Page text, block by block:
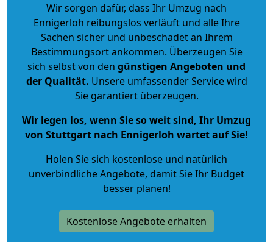
Wir sorgen dafür, dass Ihr Umzug nach
Ennigerloh reibungslos verläuft und alle Ihre
Sachen sicher und unbeschadet an Ihrem
Bestimmungsort ankommen. Überzeugen Sie
sich selbst von den günstigen Angeboten und
der Qualität. Unsere umfassender Service wird
Sie garantiert überzeugen.
Wir legen los, wenn Sie so weit sind, Ihr Umzug
von Stuttgart nach Ennigerloh wartet auf Sie!
Holen Sie sich kostenlose und natürlich
unverbindliche Angebote, damit Sie Ihr Budget
besser planen!
Kostenlose Angebote erhalten